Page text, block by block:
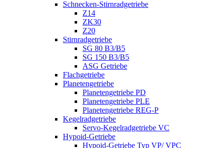
Schnecken-Stirnradgetriebe
Z14
ZK30
Z20
Stirnradgetriebe
SG 80 B3/B5
SG 150 B3/B5
ASG Getriebe
Flachgetriebe
Planetengetriebe
Planetengetriebe PD
Planetengetriebe PLE
Planetengetriebe REG-P
Kegelradgetriebe
Servo-Kegelradgetriebe VC
Hypoid-Getriebe
Hypoid-Getriebe Typ VP/ VPC